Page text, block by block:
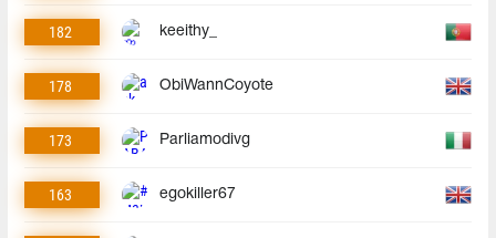
182 keeithy_
178 ObiWannCoyote
173 Parliamodivg
163 egokiller67